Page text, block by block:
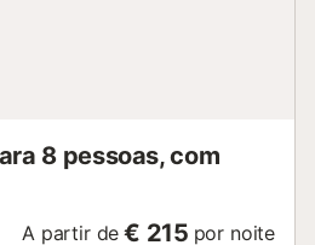
8 pessoas, com
A partir de € 215 por noite